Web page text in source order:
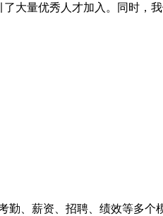
大量优秀人才加入。同时，
勤、薪资、招聘、绩效等多个